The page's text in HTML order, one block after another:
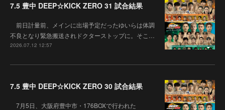
7.5 豊中 DEEP☆KICK ZERO 31 試合結果
前日計量前、メインに出場予定だったゆいらは体調
不良となり緊急搬送されドクターストップに。そこ…
2026.07.12 12:57
7.5 豊中 DEEP☆KICK ZERO 30 試合結果
7月5日、大阪府豊中市・176BOXで行われた